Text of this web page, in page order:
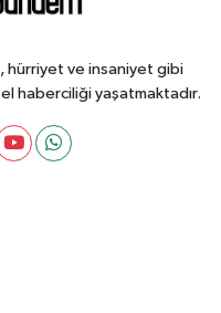
hürriyet ve insaniyet gibi
haberciliği yaşatmaktadır.